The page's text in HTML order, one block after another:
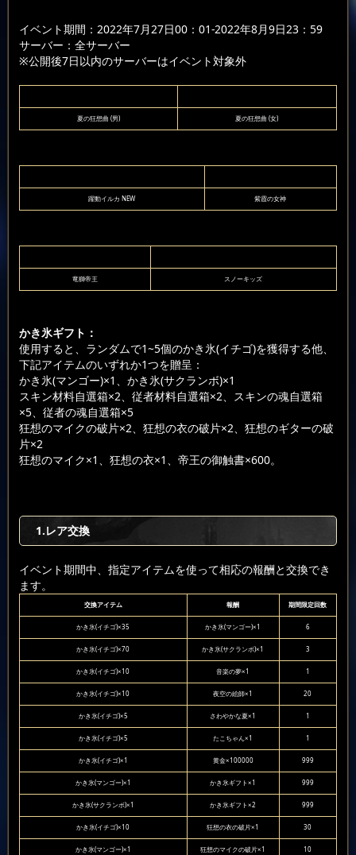
イベント期間：2022年7月27日00：01-2022年8月9日23：59
サーバー：全サーバー
※公開後7日以内のサーバーはイベント対象外
夏の狂想曲 (男) 夏の狂想曲 (女)
躍動イルカ NEW 紫霞の女神
竜獅帝王 スノーキッズ
かき氷ギフト：
使用すると、ランダムで1~5個のかき氷(イチゴ)を獲得する他、
下記アイテムのいずれか1つを贈呈：
かき氷(マンゴー)×1、かき氷(サクランボ)×1
スキン材料自選箱×2、従者材料自選箱×2、スキンの魂自選箱
×5、従者の魂自選箱×5
狂想のマイクの破片×2、狂想の衣の破片×2、狂想のギターの破
片×2
狂想のマイク×1、狂想の衣×1、帝王の御触書×600。
1.レア交換
イベント期間中、指定アイテムを使って相応の報酬と交換でき
ます。
交換アイテム 報酬 期間限定回数
かき氷(イチゴ)×35 かき氷(マンゴー)×1 6
かき氷(イチゴ)×70 かき氷(サクランボ)×1 3
かき氷(イチゴ)×10 音楽の夢×1 1
かき氷(イチゴ)×10 夜空の絵師×1 20
かき氷(イチゴ)×5 さわやかな夏×1 1
かき氷(イチゴ)×5 たこちゃん×1 1
かき氷(イチゴ)×1 黄金×100000 999
かき氷(マンゴー)×1 かき氷ギフト×1 999
かき氷(サクランボ)×1 かき氷ギフト×2 999
かき氷(イチゴ)×10 狂想の衣の破片×1 30
かき氷(マンゴー)×1 狂想のマイクの破片×1 10